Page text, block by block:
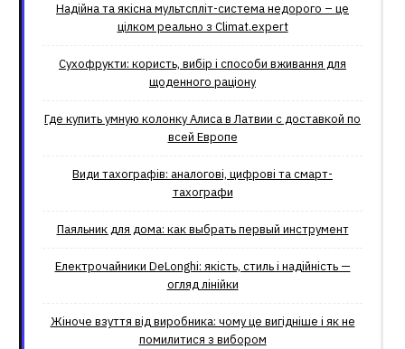
Надійна та якісна мультспліт-система недорого – це
цілком реально з Climat.еxpert
Сухофрукти: користь, вибір і способи вживання для
щоденного раціону
Где купить умную колонку Алиса в Латвии с доставкой по
всей Европе
Види тахографів: аналогові, цифрові та смарт-
тахографи
Паяльник для дома: как выбрать первый инструмент
Електрочайники DeLonghi: якість, стиль і надійність —
огляд лінійки
Жіноче взуття від виробника: чому це вигідніше і як не
помилитися з вибором